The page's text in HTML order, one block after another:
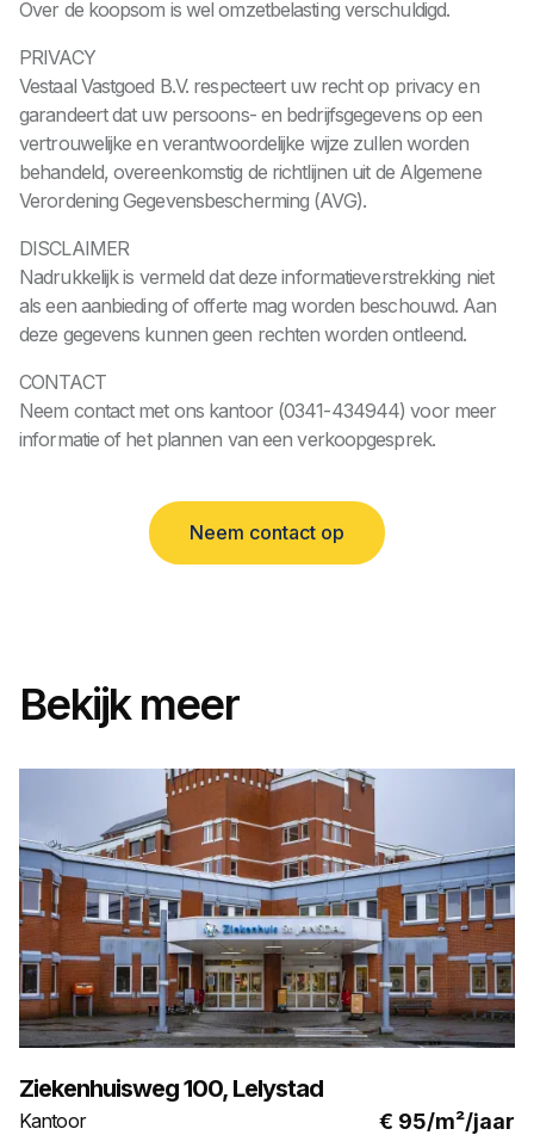
Over de koopsom is wel omzetbelasting verschuldigd.
PRIVACY
Vestaal Vastgoed B.V. respecteert uw recht op privacy en
garandeert dat uw persoons- en bedrijfsgegevens op een
vertrouwelijke en verantwoordelijke wijze zullen worden
behandeld, overeenkomstig de richtlijnen uit de Algemene
Verordening Gegevensbescherming (AVG).
DISCLAIMER
Nadrukkelijk is vermeld dat deze informatieverstrekking niet
als een aanbieding of offerte mag worden beschouwd. Aan
deze gegevens kunnen geen rechten worden ontleend.
CONTACT
Neem contact met ons kantoor (0341-434944) voor meer
informatie of het plannen van een verkoopgesprek.
Neem contact op
Bekijk meer
Ziekenhuisweg 100, Lelystad
Kantoor € 95/m²/jaar